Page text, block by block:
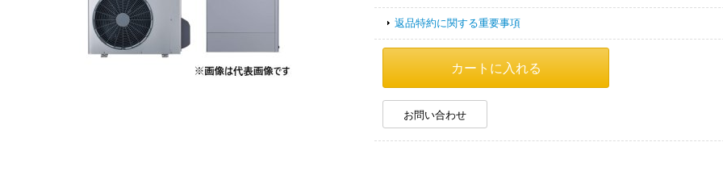
返品特約に関する重要事項
お問い合わせ